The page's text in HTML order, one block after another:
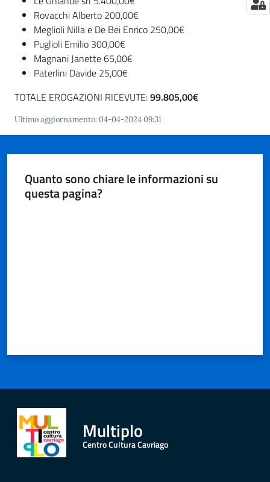
e
orari
Rovacchi Alberto 200,00€
Meglioli Nilla e De Bei Enrico 250,00€
Puglioli Emilio 300,00€
Magnani Janette 65,00€
Paterlini Davide 25,00€
TOTALE EROGAZIONI RICEVUTE:99.805,00€
Ultimo aggiornamento:04-04-2024 09:31
Quanto sono chiare le informazioni su
questa pagina?
Multiplo
Centro Cultura Cavriago